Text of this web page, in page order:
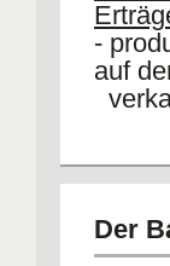
-
auf
-
Der